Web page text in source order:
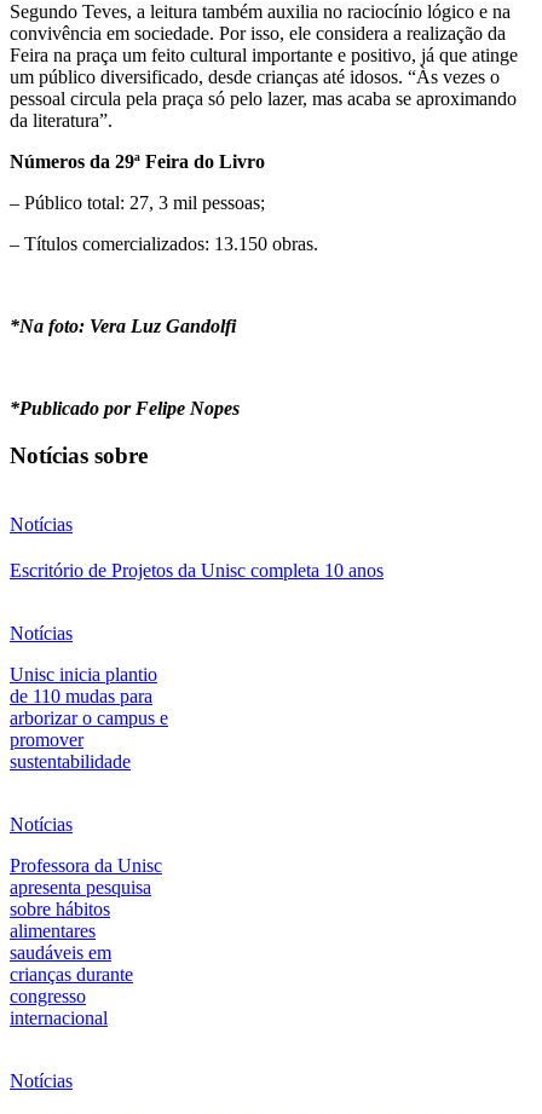
Segundo Teves, a leitura também auxilia no raciocínio lógico e na
convivência em sociedade. Por isso, ele considera a realização da
Feira na praça um feito cultural importante e positivo, já que atinge
um público diversificado, desde crianças até idosos. “Às vezes o
pessoal circula pela praça só pelo lazer, mas acaba se aproximando
da literatura”.
Números da 29ª Feira do Livro
– Público total: 27, 3 mil pessoas;
– Títulos comercializados: 13.150 obras.
*Na foto: Vera Luz Gandolfi
*Publicado por Felipe Nopes
Notícias sobre
Notícias
Escritório de Projetos da Unisc completa 10 anos
Notícias
Unisc inicia plantio
de 110 mudas para
arborizar o campus e
promover
sustentabilidade
Notícias
Professora da Unisc
apresenta pesquisa
sobre hábitos
alimentares
saudáveis em
crianças durante
congresso
internacional
Notícias